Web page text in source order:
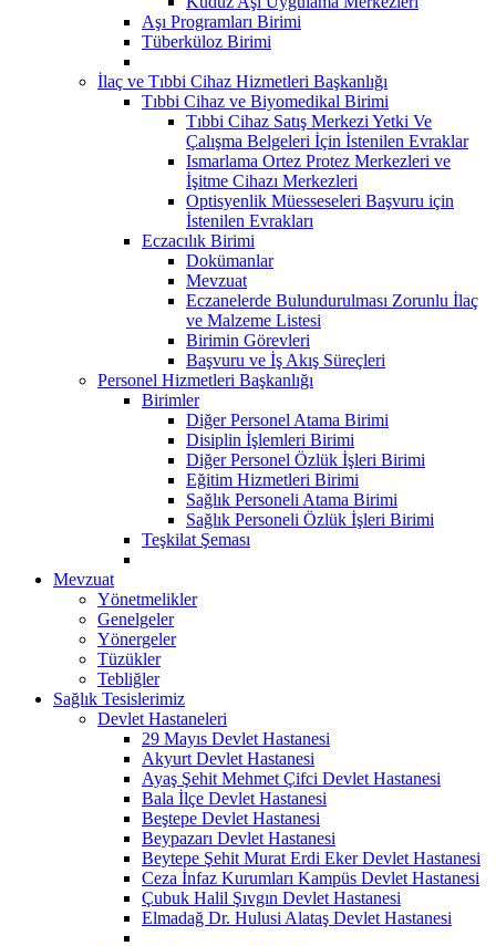
Aşı Programları Birimi
Tüberküloz Birimi
İlaç ve Tıbbi Cihaz Hizmetleri Başkanlığı
Tıbbi Cihaz ve Biyomedikal Birimi
Tıbbi Cihaz Satış Merkezi Yetki Ve
Çalışma Belgeleri İçin İstenilen Evraklar
Ismarlama Ortez Protez Merkezleri ve
İşitme Cihazı Merkezleri
Optisyenlik Müesseseleri Başvuru için
İstenilen Evrakları
Eczacılık Birimi
Dokümanlar
Mevzuat
Eczanelerde Bulundurulması Zorunlu İlaç
ve Malzeme Listesi
Birimin Görevleri
Başvuru ve İş Akış Süreçleri
Personel Hizmetleri Başkanlığı
Birimler
Diğer Personel Atama Birimi
Disiplin İşlemleri Birimi
Diğer Personel Özlük İşleri Birimi
Eğitim Hizmetleri Birimi
Sağlık Personeli Atama Birimi
Sağlık Personeli Özlük İşleri Birimi
Teşkilat Şeması
Mevzuat
Yönetmelikler
Genelgeler
Yönergeler
Tüzükler
Tebliğler
Sağlık Tesislerimiz
Devlet Hastaneleri
29 Mayıs Devlet Hastanesi
Akyurt Devlet Hastanesi
Ayaş Şehit Mehmet Çifci Devlet Hastanesi
Bala İlçe Devlet Hastanesi
Beştepe Devlet Hastanesi
Beypazarı Devlet Hastanesi
Beytepe Şehit Murat Erdi Eker Devlet Hastanesi
Ceza İnfaz Kurumları Kampüs Devlet Hastanesi
Çubuk Halil Şıvgın Devlet Hastanesi
Elmadağ Dr. Hulusi Alataş Devlet Hastanesi